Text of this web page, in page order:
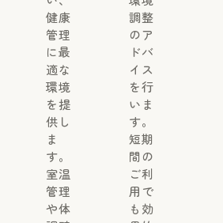
健康
管理
に最
適な
環境
を提
供し
ま
す。
室温
管理
や体
調整
のア
ドバ
イス
を行
いま
す。
短期
間の
ご利
用で
も効